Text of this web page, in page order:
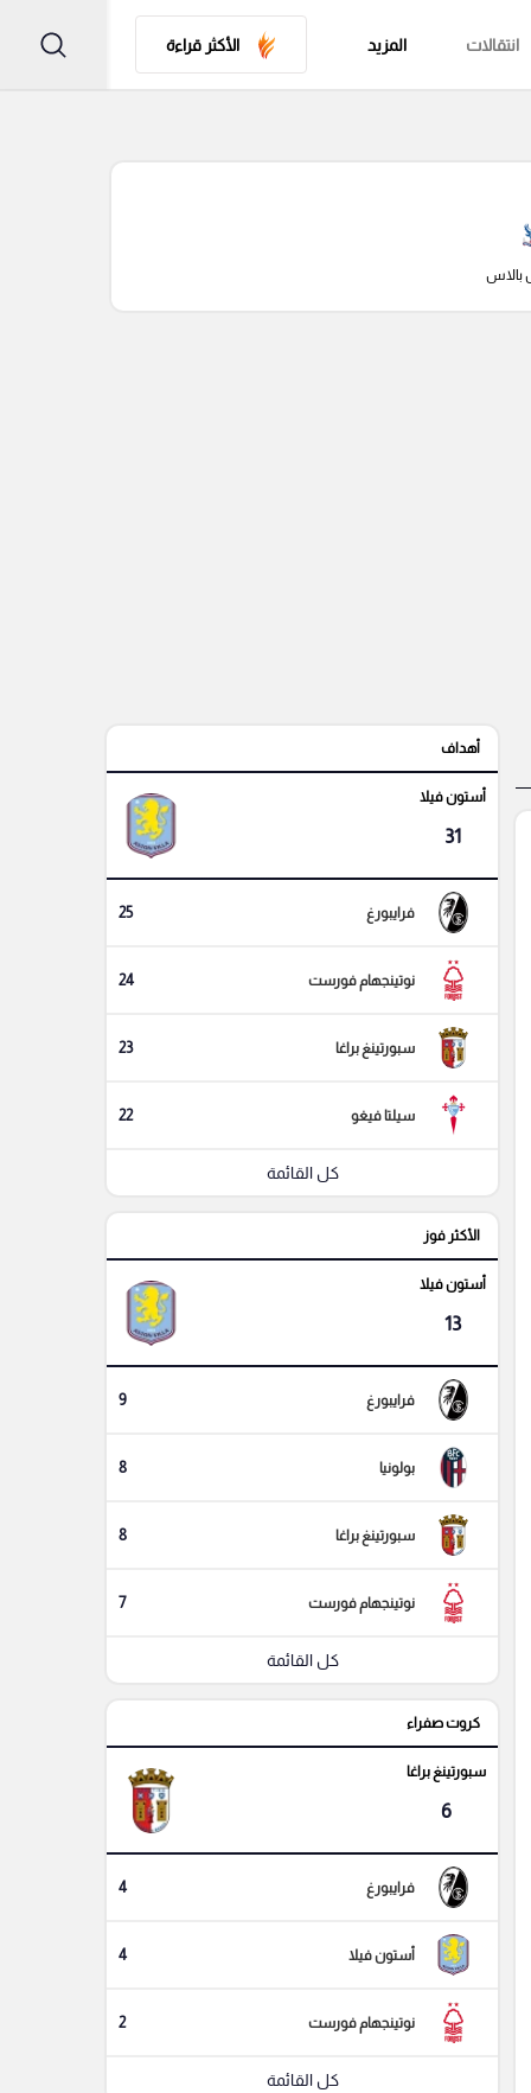
انتقالات المزيد الأكثر قراءة
بالاس
أهداف
أستون فيلا
31
فرايبورغ 25
نوتينجهام فورست 24
سبورتينغ براغا 23
سيلتا فيغو 22
كل القائمة
الأكثر فوز
أستون فيلا
13
فرايبورغ 9
بولونيا 8
سبورتينغ براغا 8
نوتينجهام فورست 7
كل القائمة
كروت صفراء
سبورتينغ براغا
6
فرايبورغ 4
أستون فيلا 4
نوتينجهام فورست 2
كل القائمة